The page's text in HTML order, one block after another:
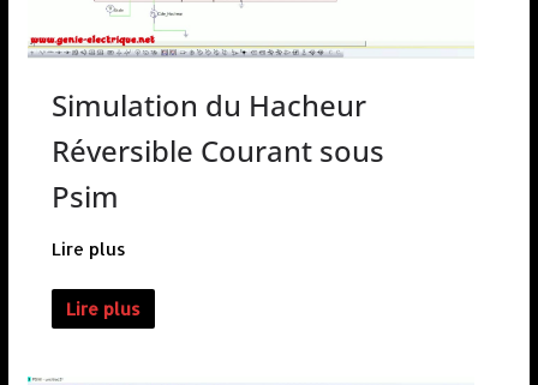
Simulation du Hacheur
Réversible Courant sous
Psim
Lire plus
Lire plus